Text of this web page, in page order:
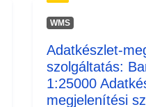
WMS
Adatkészlet-
szolgáltatás:
1:25000
megjelenítési